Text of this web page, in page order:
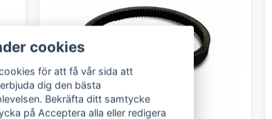
cookies
för att få vår sida att
dig den bästa
Bekräfta ditt samtycke
på Acceptera alla eller redigera